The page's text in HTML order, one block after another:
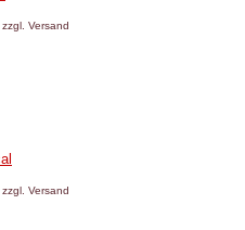
Versand
Versand